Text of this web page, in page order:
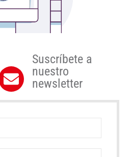
Suscríbete a
nuestro
newsletter